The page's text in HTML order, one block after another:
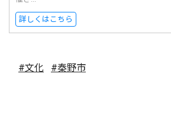
詳しくはこちら
#文化 #秦野市